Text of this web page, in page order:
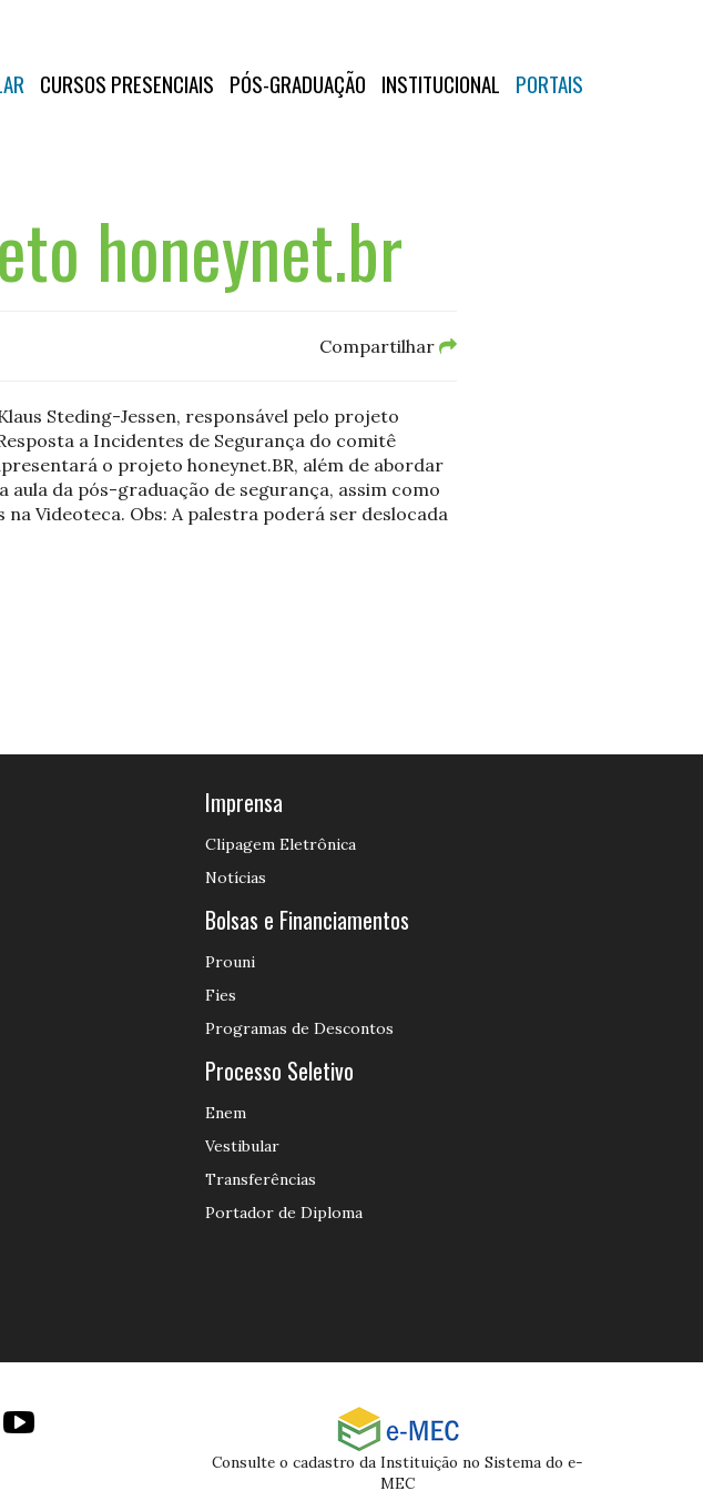
CURSOS PRESENCIAIS PÓS-GRADUAÇÃO INSTITUCIONAL PORTAIS
honeynet.br
Compartilhar
Steding-Jessen, responsável pelo projeto
a Incidentes de Segurança do comitê
o projeto honeynet.BR, além de abordar
da pós-graduação de segurança, assim como
Videoteca. Obs: A palestra poderá ser deslocada
Imprensa
Clipagem Eletrônica
Notícias
Bolsas e Financiamentos
Prouni
Fies
Programas de Descontos
Processo Seletivo
Enem
Vestibular
Transferências
Portador de Diploma
Consulte o cadastro da Instituição no Sistema do e-
MEC